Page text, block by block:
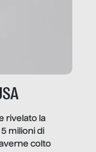
rivelato la
milioni di
colto